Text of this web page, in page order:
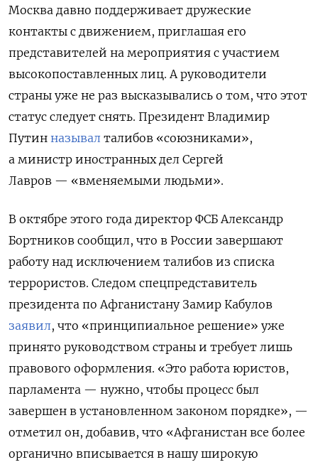
Москва давно поддерживает дружеские
контакты с движением, приглашая его
представителей на мероприятия с участием
высокопоставленных лиц. А руководители
страны уже не раз высказывались о том, что этот
статус следует снять. Президент Владимир
Путин называл талибов «союзниками»,
а министр иностранных дел Сергей
Лавров — «вменяемыми людьми».
В октябре этого года директор ФСБ Александр
Бортников сообщил, что в России завершают
работу над исключением талибов из списка
террористов. Следом спецпредставитель
президента по Афганистану Замир Кабулов
заявил, что «принципиальное решение» уже
принято руководством страны и требует лишь
правового оформления. «Это работа юристов,
парламента — нужно, чтобы процесс был
завершен в установленном законом порядке», —
отметил он, добавив, что «Афганистан все более
органично вписывается в нашу широкую